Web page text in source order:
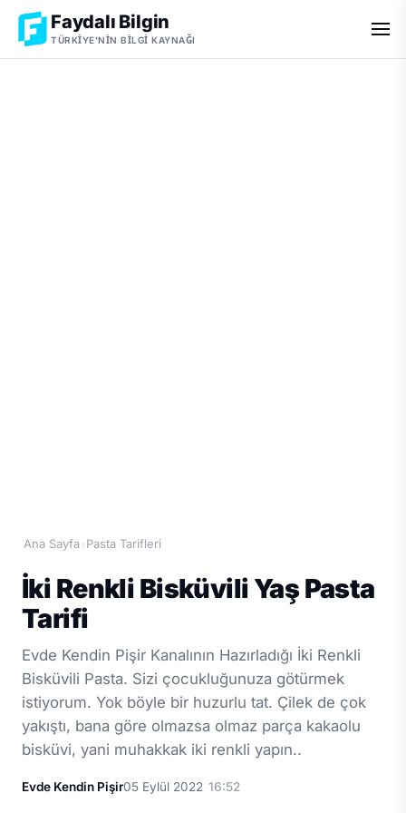
Faydalı Bilgin
TÜRKIYE'NIN BILGI KAYNAĞI
Ana Sayfa ›Pasta Tarifleri
İki Renkli Bisküvili Yaş Pasta
Tarifi
Evde Kendin Pişir Kanalının Hazırladığı İki Renkli
Bisküvili Pasta. Sizi çocukluğunuza götürmek
istiyorum. Yok böyle bir huzurlu tat. Çilek de çok
yakıştı, bana göre olmazsa olmaz parça kakaolu
bisküvi, yani muhakkak iki renkli yapın..
Evde Kendin Pişir05 Eylül 2022 16:52